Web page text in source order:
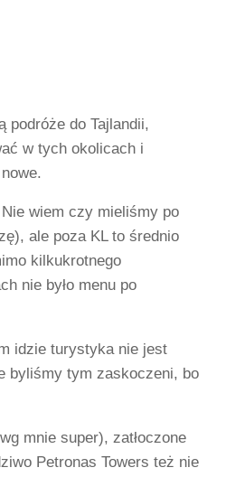
podróże do Tajlandii,
w tych okolicach i
wiem czy mieliśmy po
ale poza KL to średnio
kilkukrotnego
nie było menu po
idzie turystyka nie jest
byliśmy tym zaskoczeni, bo
mnie super), zatłoczone
Petronas Towers też nie